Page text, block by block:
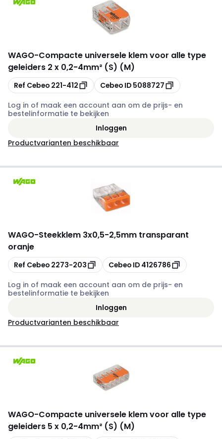
WAGO-Compacte universele klem voor alle type
geleiders 2 x 0,2-4mm² (S) (M)
Kopiëren
Ref Cebeo 221-412 Kopiëren
Cebeo ID 5088727
Log in of maak een account aan om de prijs- en
bestelinformatie te bekijken
Inloggen
Productvarianten beschikbaar
WAGO-Steekklem 3x0,5-2,5mm transparant
oranje
Kopiëren
Ref Cebeo 2273-203 Kopiëren
Cebeo ID 4126786
Log in of maak een account aan om de prijs- en
bestelinformatie te bekijken
Inloggen
Productvarianten beschikbaar
WAGO-Compacte universele klem voor alle type
geleiders 5 x 0,2-4mm² (S) (M)